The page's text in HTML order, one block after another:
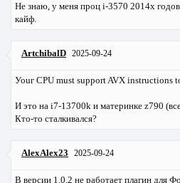
Не знаю, у меня проц i-3570 2014х
кайф.
ArtchibalD 2025-09-24
Уоuг CPU must support AVX instructions
И это на i7-13700k и материнке z790
Кто-то сталкивался?
AlexAlex23 2025-09-24
В версии 1.0.2 не работает плагин для